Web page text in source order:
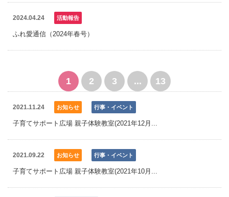
2024.04.24 活動報告
ふれ愛通信（2024年春号）
1 2 3 ... 13
2021.11.24 お知らせ 行事・イベント
子育てサポート広場 親子体験教室(2021年12月...
2021.09.22 お知らせ 行事・イベント
子育てサポート広場 親子体験教室(2021年10月...